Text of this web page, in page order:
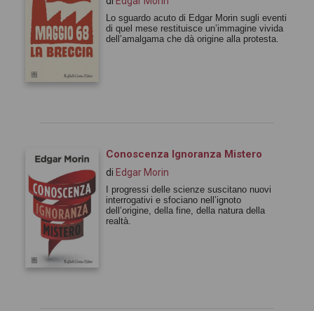
Lo sguardo acuto di Edgar Morin sugli eventi
di quel mese restituisce un’immagine vivida
dell’amalgama che dà origine alla protesta.
Conoscenza Ignoranza Mistero
di Edgar Morin
I progressi delle scienze suscitano nuovi
interrogativi e sfociano nell’ignoto
dell’origine, della fine, della natura della
realtà.